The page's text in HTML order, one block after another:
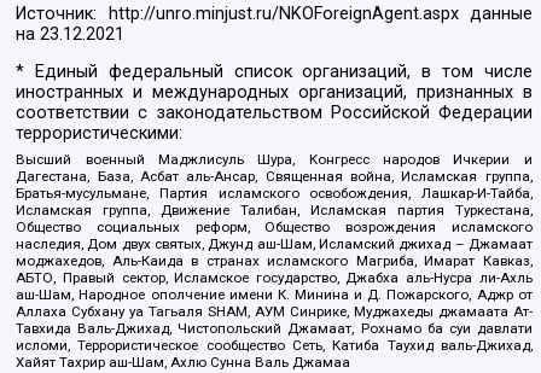
Источник: http://unro.minjust.ru/NKOForeignAgent.aspxданные
на23.12.2021
* Единый федеральный список организаций, в том числе
иностранных и международных организаций, признанных в
соответствии с законодательством Российской Федерации
террористическими:
Высший военный Маджлисуль Шура, Конгресс народов Ичкерии и
Дагестана, База, Асбат аль-Ансар, Священная война, Исламская группа,
Братья-мусульмане, Партия исламского освобождения, Лашкар-И-Тайба,
Исламская группа, Движение Талибан, Исламская партия Туркестана,
Общество социальных реформ, Общество возрождения исламского
наследия, Дом двух святых, Джунд аш-Шам, Исламский джихад – Джамаат
моджахедов, Аль-Каида в странах исламского Магриба, Имарат Кавказ,
АБТО, Правый сектор, Исламское государство, Джабха аль-Нусра ли-Ахль
аш-Шам, Народное ополчение имени К. Минина и Д. Пожарского, Аджр от
Аллаха Субхану уа Тагьаля SHAM, АУМ Синрике, Муджахеды джамаата Ат-
Тавхида Валь-Джихад, Чистопольский Джамаат, Рохнамо ба суи давлати
исломи, Террористическое сообщество Сеть, Катиба Таухид валь-Джихад,
Хайят Тахрир аш-Шам, Ахлю Сунна Валь Джамаа